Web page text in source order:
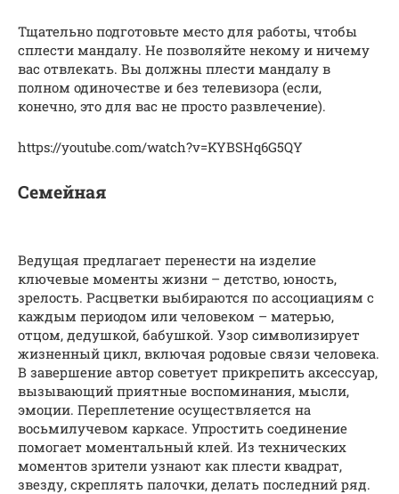
Тщательно подготовьте место для работы, чтобы
сплести мандалу. Не позволяйте некому и ничему
вас отвлекать. Вы должны плести мандалу в
полном одиночестве и без телевизора (если,
конечно, это для вас не просто развлечение).
https://youtube.com/watch?v=KYBSHq6G5QY
Семейная
Ведущая предлагает перенести на изделие
ключевые моменты жизни – детство, юность,
зрелость. Расцветки выбираются по ассоциациям с
каждым периодом или человеком – матерью,
отцом, дедушкой, бабушкой. Узор символизирует
жизненный цикл, включая родовые связи человека.
В завершение автор советует прикрепить аксессуар,
вызывающий приятные воспоминания, мысли,
эмоции. Переплетение осуществляется на
восьмилучевом каркасе. Упростить соединение
помогает моментальный клей. Из технических
моментов зрители узнают как плести квадрат,
звезду, скреплять палочки, делать последний ряд.